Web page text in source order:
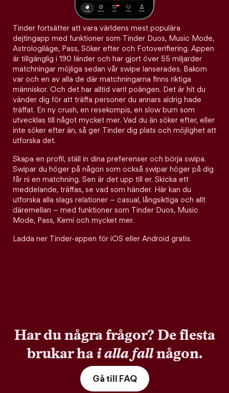
Tinder fortsätter att vara världens mest populära
dejtingapp med funktioner som Tinder Duos, Music Mode,
Astrologiläge, Pass, Söker efter och Fotoverifiering. Appen
är tillgänglig i 190 länder och har gjort över 55 miljarder
matchningar möjliga sedan vår swipe lanserades. Bakom
var och en av alla de där matchningarna finns riktiga
människor. Och det har alltid varit poängen. Det är hit du
vänder dig för att träffa personer du annars aldrig hade
träffat. En ny crush, en resekompis, en slow burn som
utvecklas till något mycket mer. Vad du än söker efter, eller
inte söker efter än, så ger Tinder dig plats och möjlighet att
utforska det.
Skapa en profil, ställ in dina preferenser och börja swipa.
Swipar du höger på någon som också swipar höger på dig
får ni en matchning. Sen är det upp till er. Skicka ett
meddelande, träffas, se vad som händer. Här kan du
utforska alla slags relationer – casual, långsiktiga och allt
däremellan – med funktioner som Tinder Duos, Music
Mode, Pass, Kemi och mycket mer.
Ladda ner Tinder-appen för iOS eller Android gratis.
Har du några frågor? De flesta
brukar hai alla fallnågon.
Gå till FAQ